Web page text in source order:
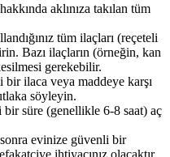
aklınıza takılan tüm
tüm ilaçları (reçeteli
Bazı ilaçların (örneğin, kan
gerekebilir.
ilaca veya maddeye karşı
söyleyin.
süre (genellikle 6-8 saat) aç
evinize güvenli bir
ihtiyacınız olacaktır.